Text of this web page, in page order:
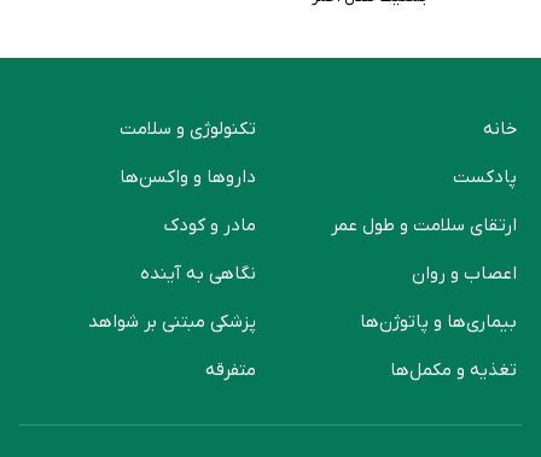
خانه
پادکست
ارتقای سلامت و طول عمر
اعصاب و روان
بیماری‌ها و پاتوژن‌ها
تغذیه و مکمل‌ها
تکنولوژی و سلامت
دارو‌ها و واکسن‌ها
مادر و کودک
نگاهی به آینده
پزشکی مبتنی بر شواهد
متفرقه